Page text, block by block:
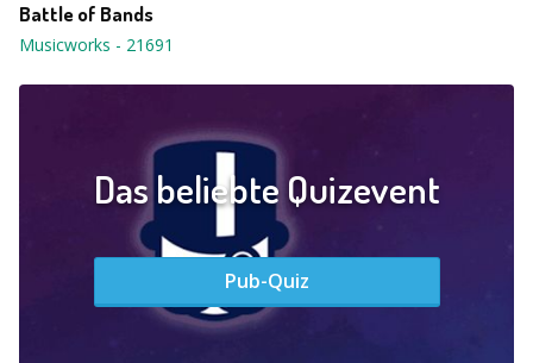
Battle of Bands
Musicworks - 21691
Das beliebte Quizevent
Pub-Quiz